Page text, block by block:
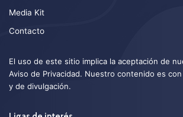
Media Kit
Contacto
El uso de este sitio implica la aceptación de
Aviso de Privacidad. Nuestro contenido es
y de divulgación.